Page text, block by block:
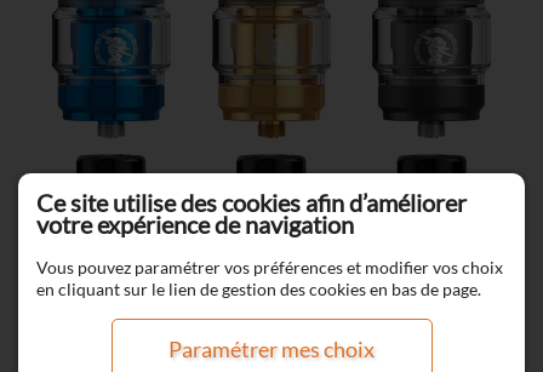
Ce site utilise des cookies afin d’améliorer
votre expérience de navigation
Vous pouvez paramétrer vos préférences et modifier vos choix
en cliquant sur le lien de gestion des cookies en bas de page.
Paramétrer mes choix